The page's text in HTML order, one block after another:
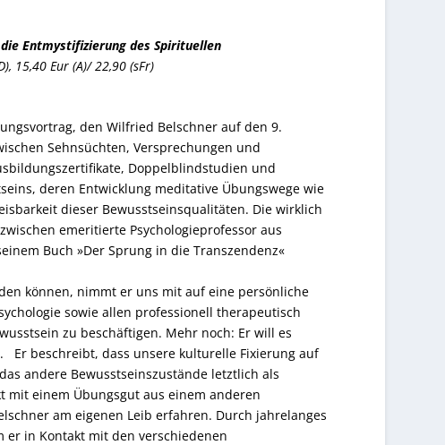
Entmystifizierung des Spirituellen
15,40 Eur (A)/ 22,90 (sFr)
den Wilfried Belschner auf den 9.
Sehnsüchten, Versprechungen und
Doppelblindstudien und
deren Entwicklung meditative Übungswege wie
dieser Bewusstseinsqualitäten. Die wirklich
emeritierte Psychologieprofessor aus
Buch »Der Sprung in die Transzendenz«
können, nimmt er uns mit auf eine persönliche
sowie allen professionell therapeutisch
zu beschäftigen. Mehr noch: Er will es
Er beschreibt, dass unsere kulturelle Fixierung auf
andere Bewusstseinszustände letztlich als
mit einem Übungsgut aus einem anderen
am eigenen Leib erfahren. Durch jahrelanges
er in Kontakt mit den verschiedenen